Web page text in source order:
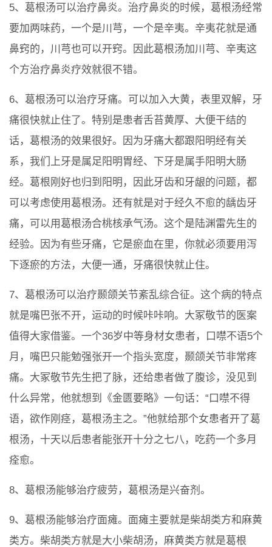
5、葛根汤可以治疗鼻炎。治疗鼻炎的时候，葛根汤经常
要加两味药，一个是川芎，一个是辛夷。辛夷花就是通
鼻窍的，川芎也可以开窍。因此葛根汤加川芎、辛夷这
个方治疗鼻炎疗效就很不错。
6、葛根汤可以治疗牙痛。可以加入大黄，表里双解，牙
痛很快就止住了。特别是患者舌苔黄厚、大便干结的
话，葛根汤的效果很好。因为牙痛大都跟阳明经有关
系，我们上牙是属足阳明胃经、下牙是属手阳明大肠
经。葛根刚好也归到阳明，因此牙齿和牙龈的问题，都
可以考虑使用葛根汤。还有就是对于经久不愈的龋齿牙
痛，可以用葛根汤合桃核承气汤。这个是陆渊雷先生的
经验。因为有些牙痛，它是瘀血在里，你就必须要用泻
下逐瘀的方法，大便一通，牙痛很快就止住。
7、葛根汤可以治疗颞颌关节紊乱综合征。这个病的特点
就是嘴巴张不开，运动的时候咔咔响。大冢敬节的医案
值得大家借鉴。一个36岁中等身材女患者，口噤不语5个
月，嘴巴只能勉强张开一个指头宽度，颞颌关节非常疼
痛。大冢敬节先生把了脉，还给患者做了腹诊，没见到
什么异常，他就想到《金匮要略》一句话：“口噤不得
语，欲作刚痉，葛根汤主之。”他就给那个女患者开了葛
根汤，十天以后患者能张开十分之七八，吃药一个多月
痊愈。
8、葛根汤能够治疗疲劳，葛根汤是兴奋剂。
9、葛根汤能够治疗面瘫。面瘫主要就是柴胡类方和麻黄
类方。柴胡类方就是大小柴胡汤，麻黄类方就是葛根